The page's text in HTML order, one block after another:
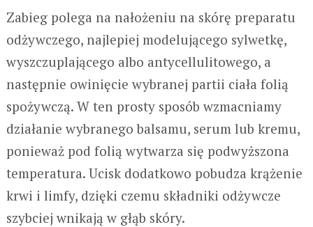
Zabieg polega na nałożeniu na skórę preparatu
odżywczego, najlepiej modelującego sylwetkę,
wyszczuplającego albo antycellulitowego, a
następnie owinięcie wybranej partii ciała folią
spożywczą. W ten prosty sposób wzmacniamy
działanie wybranego balsamu, serum lub kremu,
ponieważ pod folią wytwarza się podwyższona
temperatura. Ucisk dodatkowo pobudza krążenie
krwi i limfy, dzięki czemu składniki odżywcze
szybciej wnikają w głąb skóry.